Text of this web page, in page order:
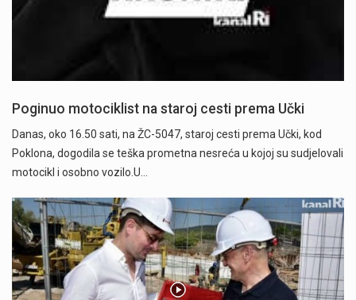
Poginuo motociklist na staroj cesti prema Učki
Danas, oko 16.50 sati, na ŽC-5047, staroj cesti prema Učki, kod
Poklona, dogodila se teška prometna nesreća u kojoj su sudjelovali
motocikl i osobno vozilo.U…